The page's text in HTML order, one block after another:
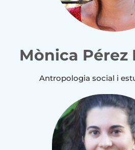
Mònica Pérez
Antropologia social i